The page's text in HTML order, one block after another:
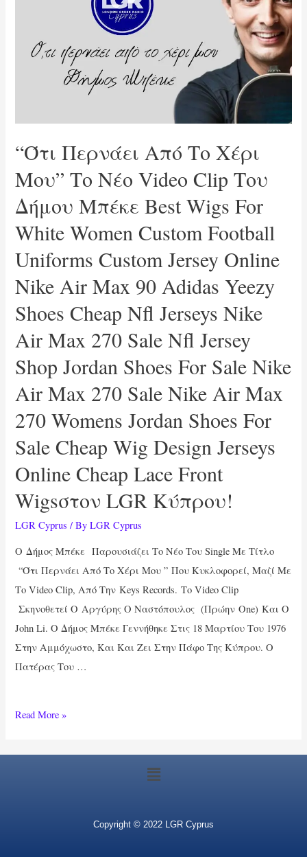
“Ότι Περνάει Από Το Χέρι
Μου” Το Νέο Video Clip Του
Δήμου Μπέκε Best Wigs For
White Women Custom Football
Uniforms Custom Jersey Online
Nike Air Max 90 Adidas Yeezy
Shoes Cheap Nfl Jerseys Nike
Air Max 270 Sale Nfl Jersey
Shop Jordan Shoes For Sale Nike
Air Max 270 Sale Nike Air Max
270 Womens Jordan Shoes For
Sale Cheap Wig Design Jerseys
Online Cheap Lace Front
Wigsστον LGR Κύπρου!
LGR Cyprus / ByLGR Cyprus
Ο Δήμος Μπέκε Παρουσιάζει Το Νέο Του Single Με Τίτλο
“Ότι Περνάει Από Το Χέρι Μου ” Που Κυκλοφορεί, Μαζί Με
Το Video Clip, Από Την Keys Records. Το Video Clip
Σκηνοθετεί Ο Αργύρης Ο Ναστόπουλος (πρώην One) Και Ο
John Li. Ο Δήμος Μπέκε Γεννήθηκε Στις 18 Μαρτίου Του 1976
Στην Αμμόχωστο, Και Και Ζει Στην Πάφο Της Κύπρου. Ο
Πατέρας Του …
Read More »
Copyright © 2022 LGR Cyprus